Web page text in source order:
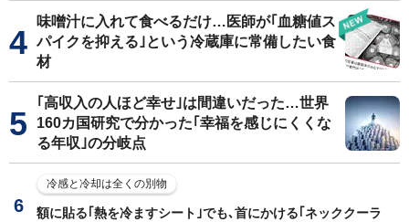
味噌汁に入れて食べるだけ…医師が｢血糖値ス
パイクを抑える｣という冷蔵庫に常備したい食
材
｢高収入の人ほど幸せ｣は間違いだった…世界
160カ国研究で分かった｢幸福を感じにくくな
る年収｣の分岐点
冷感と冷却は全くの別物
額に貼る｢熱を冷ますシート｣でも､首にかける｢ネッククーラ